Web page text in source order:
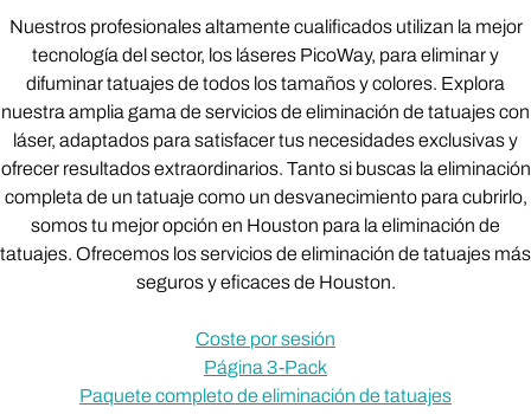
Nuestros profesionales altamente cualificados utilizan la mejor
tecnología del sector, los láseres PicoWay, para eliminar y
difuminar tatuajes de todos los tamaños y colores. Explora
nuestra amplia gama de servicios de eliminación de tatuajes con
láser, adaptados para satisfacer tus necesidades exclusivas y
ofrecer resultados extraordinarios. Tanto si buscas la eliminación
completa de un tatuaje como un desvanecimiento para cubrirlo,
somos tu mejor opción en Houston para la eliminación de
tatuajes. Ofrecemos los servicios de eliminación de tatuajes más
seguros y eficaces de Houston.
Coste por sesión
Página 3-Pack
Paquete completo de eliminación de tatuajes